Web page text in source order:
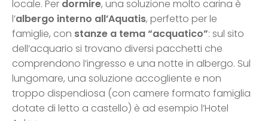
locale. Per dormire, una soluzione molto carina è
l’albergo interno all’Aquatis, perfetto per le
famiglie, con stanze a tema “acquatico”: sul sito
dell’acquario si trovano diversi pacchetti che
comprendono l’ingresso e una notte in albergo. Sul
lungomare, una soluzione accogliente e non
troppo dispendiosa (con camere formato famiglia
dotate di letto a castello) è ad esempio l’Hotel